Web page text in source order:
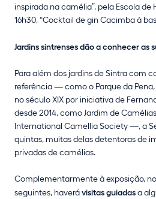
inspirada na camélia”, pela Escola de
16h30, “Cocktail de gin Cacimba à
Jardins sintrenses dão a conhecer as
Para além dos jardins de Sintra com
referência — como o Parque da
no século XIX por iniciativa de
desde 2014, como Jardim de
International Camellia Society —, a
quintas, muitas delas detentoras de
privadas de camélias.
Complementarmente à exposição,
seguintes, haverávisitas guiadasa